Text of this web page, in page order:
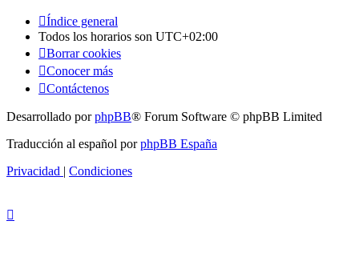
Índice general
Todos los horarios son UTC+02:00
Borrar cookies
Conocer más
Contáctenos
Desarrollado porphpBB® Forum Software © phpBB Limited
Traducción al español porphpBB España
Privacidad | Condiciones